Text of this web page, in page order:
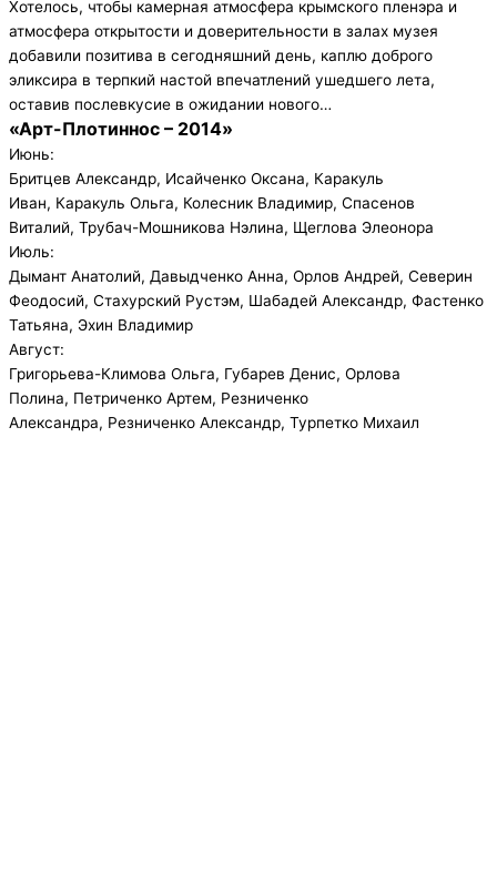
Хотелось, чтобы камерная атмосфера крымского пленэра и
атмосфера открытости и доверительности в залах музея
добавили позитива в сегодняшний день, каплю доброго
эликсира в терпкий настой впечатлений ушедшего лета,
оставив послевкусие в ожидании нового…
«Арт-Плотиннос – 2014»
Июнь:
Бритцев Александр, Исайченко Оксана, Каракуль
Иван, Каракуль Ольга, Колесник Владимир, Спасенов
Виталий, Трубач-Мошникова Нэлина, Щеглова Элеонора
Июль:
Дымант Анатолий, Давыдченко Анна, Орлов Андрей, Северин
Феодосий, Стахурский Рустэм, Шабадей Александр, Фастенко
Татьяна, Эхин Владимир
Август:
Григорьева-Климова Ольга, Губарев Денис, Орлова
Полина, Петриченко Артем, Резниченко
Александра, Резниченко Александр, Турпетко Михаил